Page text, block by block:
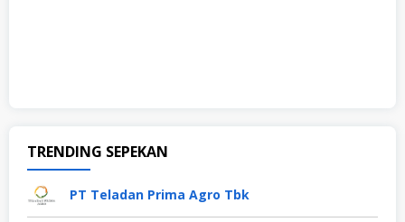
TRENDING SEPEKAN
PT Teladan Prima Agro Tbk